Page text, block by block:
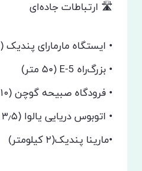
🛣 ارتباطات جاده‌ای
• ایستگاه مارمارای پندیک (۲ کیلومتر)
• بزرگ‌راه E-5 (۵۰ متر)
• فرودگاه صبیحه گوچن (۱۰ کیلومتر)
• اتوبوس دریایی یالوا (۳٫۵ کیلومتر)
•مارینا پندیک(۲ کیلومتر)